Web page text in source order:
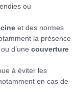
ou
et des normes
la présence
ou d’unecouverture
à éviter les
en cas de